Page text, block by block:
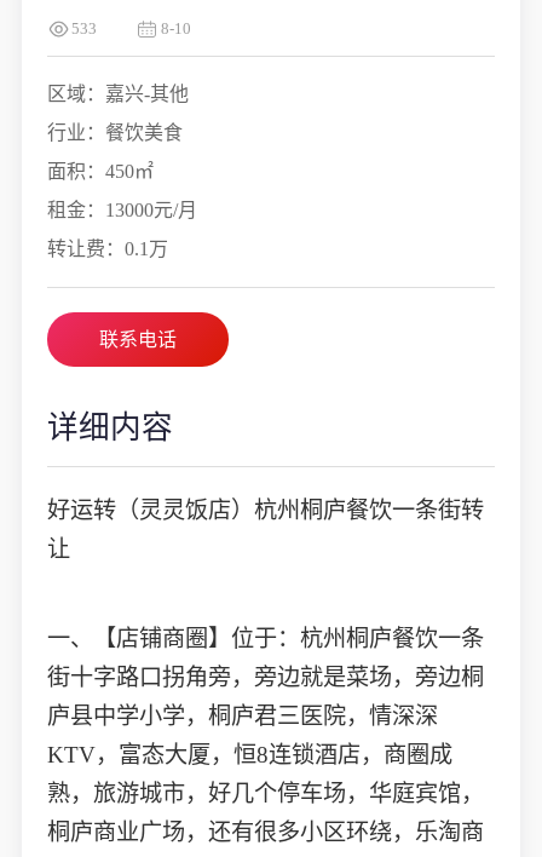
533 8-10
区域：嘉兴-其他
行业：餐饮美食
面积：450㎡
租金：13000元/月
转让费：0.1万
联系电话
详细内容
好运转（灵灵饭店）杭州桐庐餐饮一条街转
让
一、【店铺商圈】位于：杭州桐庐餐饮一条
街十字路口拐角旁，旁边就是菜场，旁边桐
庐县中学小学，桐庐君三医院，情深深
KTV，富态大厦，恒8连锁酒店，商圈成
熟，旅游城市，好几个停车场，华庭宾馆，
桐庐商业广场，还有很多小区环绕，乐淘商